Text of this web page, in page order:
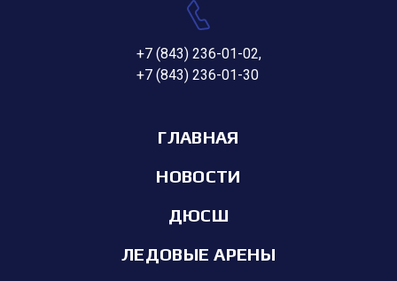
+7 (843) 236-01-02,
+7 (843) 236-01-30
ГЛАВНАЯ
НОВОСТИ
ДЮСШ
ЛЕДОВЫЕ АРЕНЫ